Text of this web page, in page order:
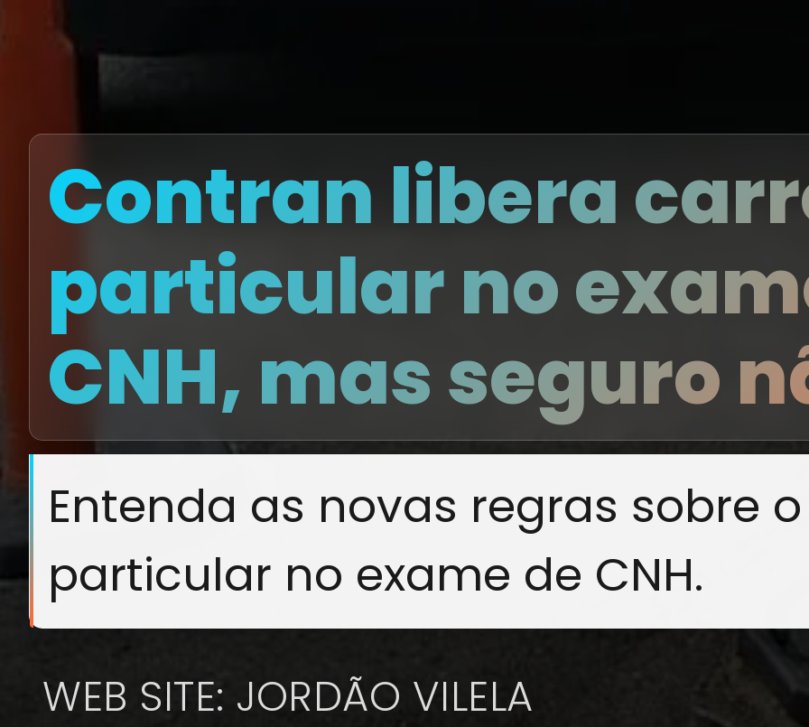
Contran libera
particular no
CNH, mas seguro
Entenda as novas regras sobre
particular no exame de CNH.
WEB SITE: JORDÃO VILELA